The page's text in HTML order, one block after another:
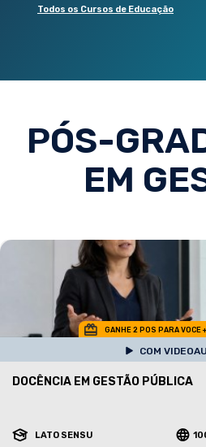
Todos os Cursos de Educação
PÓS-
EM
GANHE 2 POS PARA VOCE
COM
DOCÊNCIA EM GESTÃO PÚBLICA
LATO SENSU